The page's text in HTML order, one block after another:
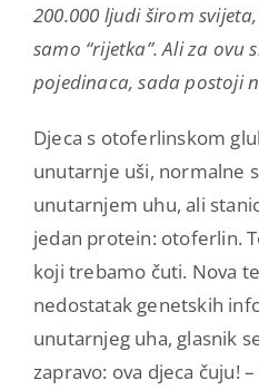
200.000 ljudi širom
samo “rijetka”. Ali za ovu
pojedinaca, sada postoji
Djeca s otoferlinskom
unutarnje uši, normalne
unutarnjem uhu, ali
jedan protein: otoferlin.
koji trebamo čuti. Nova
nedostatak genetskih
unutarnjeg uha, glasnik
zapravo: ova djeca čuju!